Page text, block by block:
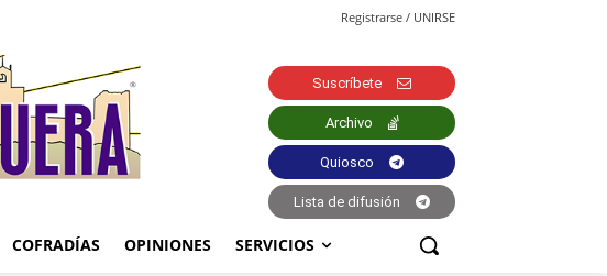
Registrarse / UNIRSE
Suscríbete
Archivo
Quiosco
Lista de difusión
COFRADÍAS OPINIONES SERVICIOS